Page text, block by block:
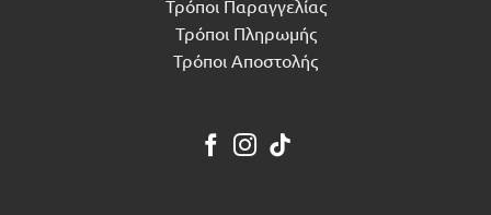
Τρόποι Παραγγελίας
Τρόποι Πληρωμής
Τρόποι Αποστολής